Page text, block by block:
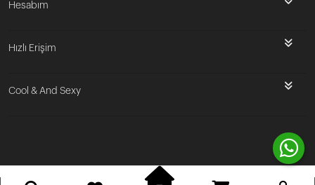
Hesabım
Hızlı Erişim
Cool & And Sexy
Vikaon E-Ticaret sistemleri ile hazırlanmıştır.